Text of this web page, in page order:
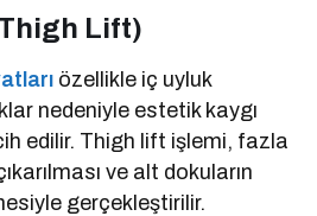
Lift)
özellikle iç uyluk
nedeniyle estetik kaygı
edilir. Thigh lift işlemi, fazla
ve alt dokuların
gerçekleştirilir.